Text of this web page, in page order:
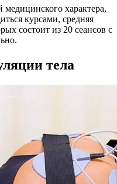
характера,
курсами, средняя
состоит из 20 сеансов с
тела